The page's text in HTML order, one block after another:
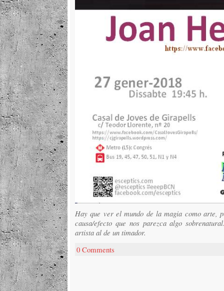
Hay que ver el mundo de la magia como arte,
causa/efecto que nos parezca algo
artista al de un timador.
0 Comments